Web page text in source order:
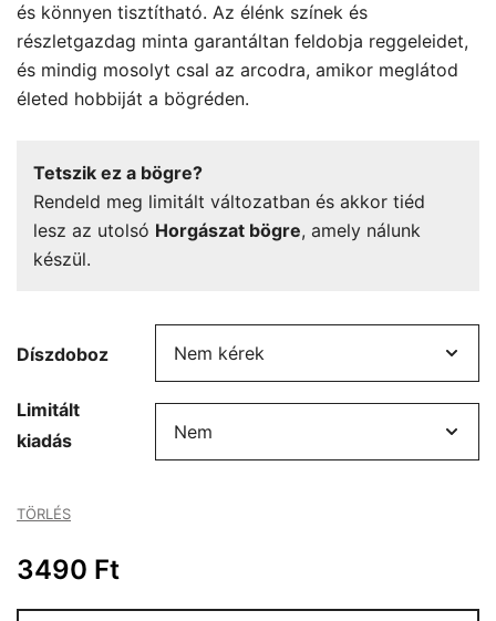
és könnyen tisztítható. Az élénk színek és
részletgazdag minta garantáltan feldobja reggeleidet,
és mindig mosolyt csal az arcodra, amikor meglátod
életed hobbiját a bögréden.
Tetszik ez a bögre?
Rendeld meg limitált változatban és akkor tiéd
lesz az utolsó Horgászat bögre, amely nálunk
készül.
Díszdoboz
Limitált
kiadás
TÖRLÉS
3490 Ft